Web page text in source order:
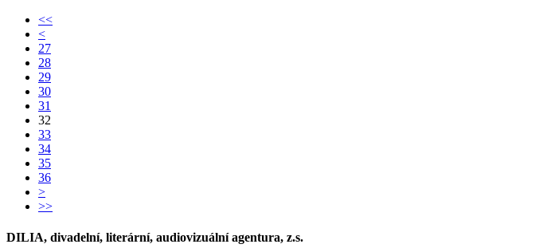
<<
<
27
28
29
30
31
32
33
34
35
36
>
>>
DILIA, divadelní, literární, audiovizuální agentura, z.s.